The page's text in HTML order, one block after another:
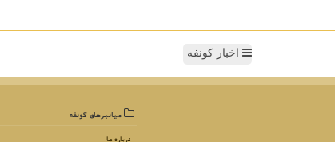
اخبار کونفه
میانبرهای كونفه
درباره ما